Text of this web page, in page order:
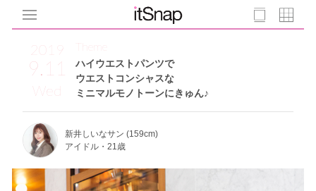
2019
9.11
Wed
ハイウエストパンツで
ウエストコンシャスな
ミニマルモノトーンにきゅん♪
Theme
新井しいなサン (159cm)
アイドル・21歳